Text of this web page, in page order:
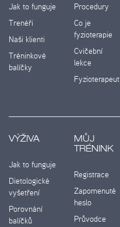
Jak to funguje
Trenéři
Naši klienti
Tréninkové
balíčky
Procedury
Co je
fyzioterapie
Cvičební
lekce
Fyzioterapeut
VÝŽIVA
Jak to funguje
Dietologické
vyšetření
Porovnání
balíčků
MŮJ
TRÉNINK
Registrace
Zapomenuté
heslo
Průvodce